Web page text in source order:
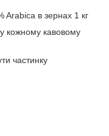
в зернах 1 кг
кожному кавовому
частинку